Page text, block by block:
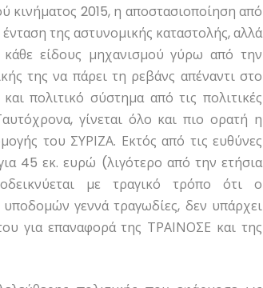
κινήματος 2015, η αποστασιοποίηση από
της αστυνομικής καταστολής, αλλά
είδους μηχανισμού γύρω από την
της να πάρει τη ρεβάνς απέναντι στο
πολιτικό σύστημα από τις πολιτικές
γίνεται όλο και πιο ορατή η
του ΣΥΡΙΖΑ. Εκτός από τις ευθύνες
45 εκ. ευρώ (λιγότερο από την ετήσια
με τραγικό τρόπο ότι ο
γεννά τραγωδίες, δεν υπάρχει
για επαναφορά της ΤΡΑΙΝΟΣΕ και της